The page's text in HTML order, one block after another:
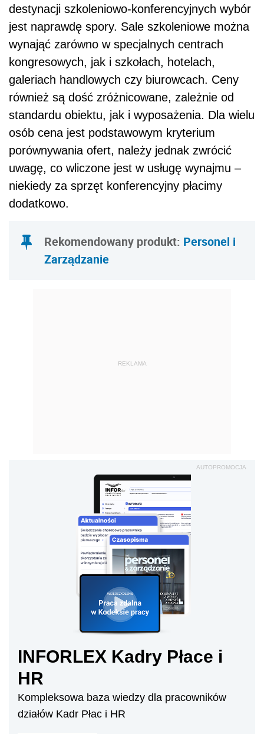
destynacji szkoleniowo-konferencyjnych wybór
jest naprawdę spory. Sale szkoleniowe można
wynająć zarówno w specjalnych centrach
kongresowych, jak i szkołach, hotelach,
galeriach handlowych czy biurowcach. Ceny
również są dość zróżnicowane, zależnie od
standardu obiektu, jak i wyposażenia. Dla wielu
osób cena jest podstawowym kryterium
porównywania ofert, należy jednak zwrócić
uwagę, co wliczone jest w usługę wynajmu –
niekiedy za sprzęt konferencyjny płacimy
dodatkowo.
Rekomendowany produkt: Personel i
Zarządzanie
REKLAMA
AUTOPROMOCJA
INFORLEX Kadry Płace i
HR
Kompleksowa baza wiedzy dla pracowników
działów Kadr Płac i HR